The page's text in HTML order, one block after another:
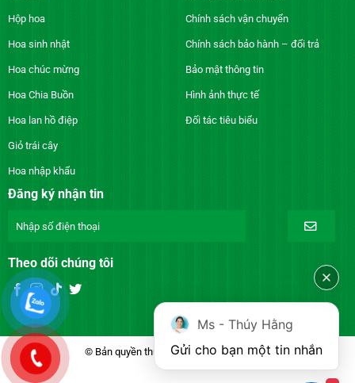
Hộp hoa
Hoa sinh nhật
Hoa chúc mừng
Hoa Chia Buồn
Hoa lan hồ điệp
Giỏ trái cây
Hoa nhập khẩu
Chính sách vận chuyển
Chính sách bảo hành – đổi trả
Bảo mật thông tin
Hình ảnh thực tế
Đối tác tiêu biểu
Đăng ký nhận tin
Theo dõi chúng tôi
© Bản quyền thuộc về DienhoaXANH.com
Ms - Thúy Hằng
Gửi cho bạn một tin nhắn